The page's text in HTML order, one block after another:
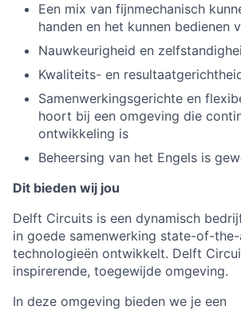
Een mix van fijnmechanisch
handen en het kunnen bedienen
Nauwkeurigheid en
Kwaliteits- en
Samenwerkingsgerichte en
hoort bij een omgeving die
ontwikkeling is
Beheersing van het Engels is
Dit bieden wij jou
Delft Circuits is een dynamisch
in goede samenwerking state-of-
technologieën ontwikkelt. Delft
inspirerende, toegewijde omgeving.
In deze omgeving bieden we je een